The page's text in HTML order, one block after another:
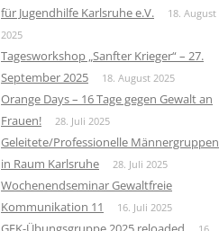
für Jugendhilfe Karlsruhe e.V.
18. August
2025
Tagesworkshop „Sanfter Krieger“ – 27.
September 2025
18. August 2025
Orange Days – 16 Tage gegen Gewalt an
Frauen!
28. Juli 2025
Geleitete/Professionelle Männergruppen
in Raum Karlsruhe
28. Juli 2025
Wochenendseminar Gewaltfreie
Kommunikation 11
16. Juli 2025